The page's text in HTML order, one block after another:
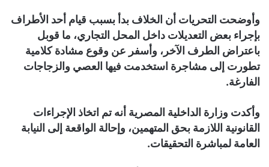
وأوضحت التحريات أن الخلاف بدأ بسبب قيام أحد الأطراف
بإجراء بعض التعديلات داخل المحل التجاري، ما قوبل
باعتراض الطرف الآخر، وأسفر عن وقوع مشادة كلامية
تطورت إلى مشاجرة استخدمت فيها العصي والزجاجات
الفارغة.
وأكدت وزارة الداخلية المصرية أنه تم اتخاذ الإجراءات
القانونية اللازمة بحق المتهمين، وإحالة الواقعة إلى النيابة
العامة لمباشرة التحقيقات.